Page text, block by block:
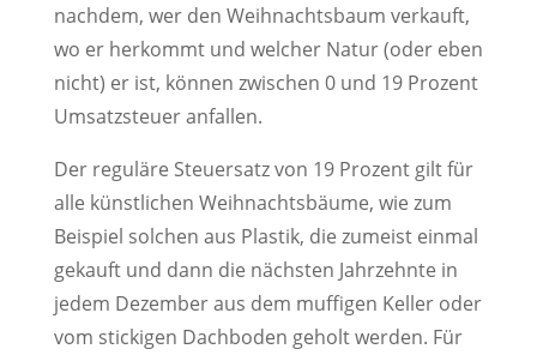
nachdem, wer den Weihnachtsbaum verkauft,
wo er herkommt und welcher Natur (oder eben
nicht) er ist, können zwischen 0 und 19 Prozent
Umsatzsteuer anfallen.
Der reguläre Steuersatz von 19 Prozent gilt für
alle künstlichen Weihnachtsbäume, wie zum
Beispiel solchen aus Plastik, die zumeist einmal
gekauft und dann die nächsten Jahrzehnte in
jedem Dezember aus dem muffigen Keller oder
vom stickigen Dachboden geholt werden. Für